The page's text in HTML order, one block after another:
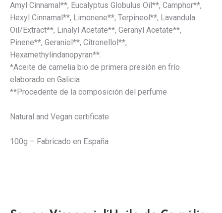
Amyl Cinnamal**, Eucalyptus Globulus Oil**, Camphor**,
Hexyl Cinnamal**, Limonene**, Terpineol**, Lavandula
Oil/Extract**, Linalyl Acetate**, Geranyl Acetate**,
Pinene**, Geraniol**, Citronellol**,
Hexamethylindanopyran**.
*Aceite de camelia bio de primera presión en frío
elaborado en Galicia
**Procedente de la composición del perfume
Natural and Vegan certificate
100g – Fabricado en España